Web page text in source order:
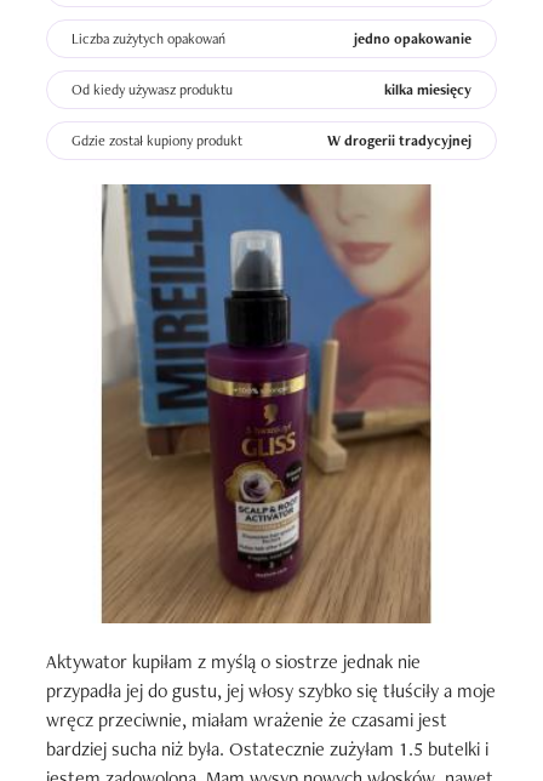
Liczba zużytych opakowań jedno opakowanie
Od kiedy używasz produktu kilka miesięcy
Gdzie został kupiony produkt W drogerii tradycyjnej
Aktywator kupiłam z myślą o siostrze jednak nie
przypadła jej do gustu, jej włosy szybko się tłuściły a moje
wręcz przeciwnie, miałam wrażenie że czasami jest
bardziej sucha niż była. Ostatecznie zużyłam 1.5 butelki i